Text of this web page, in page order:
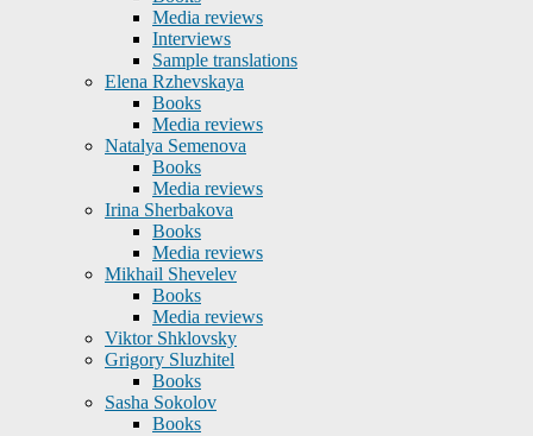
Media reviews
Interviews
Sample translations
Elena Rzhevskaya
Books
Media reviews
Natalya Semenova
Books
Media reviews
Irina Sherbakova
Books
Media reviews
Mikhail Shevelev
Books
Media reviews
Viktor Shklovsky
Grigory Sluzhitel
Books
Sasha Sokolov
Books